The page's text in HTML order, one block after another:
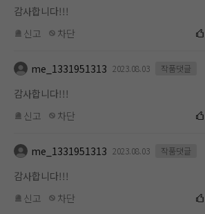
감사합니다!!!
신고
차단
me_1331951313 2023.08.03 작품댓글
감사합니다!!!
신고
차단
me_1331951313 2023.08.03 작품댓글
감사합니다!!!
신고
차단